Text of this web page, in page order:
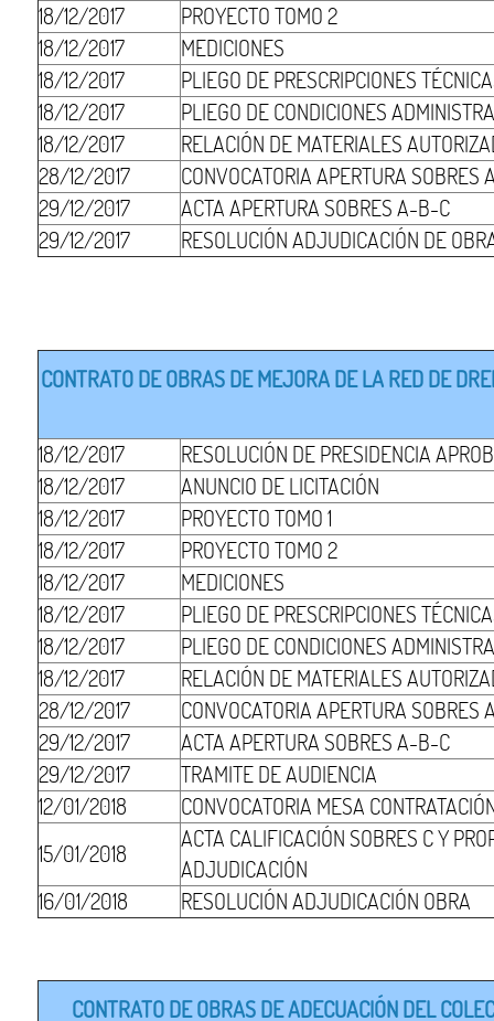
18/12/2017
PROYECTO TOMO 2
18/12/2017
MEDICIONES
18/12/2017
PLIEGO DE PRESCRIPCIONES
18/12/2017
PLIEGO DE CONDICIONES
18/12/2017
RELACIÓN DE MATERIALES
28/12/2017
CONVOCATORIA APERTURA SOBRES
29/12/2017
ACTA APERTURA SOBRES A-B-C
29/12/2017
RESOLUCIÓN ADJUDICACIÓN DE
CONTRATO DE OBRAS DE MEJORA DE LA RED DE
18/12/2017
RESOLUCIÓN DE PRESIDENCIA
18/12/2017
ANUNCIO DE LICITACIÓN
18/12/2017
PROYECTO TOMO 1
18/12/2017
PROYECTO TOMO 2
18/12/2017
MEDICIONES
18/12/2017
PLIEGO DE PRESCRIPCIONES
18/12/2017
PLIEGO DE CONDICIONES
18/12/2017
RELACIÓN DE MATERIALES
28/12/2017
CONVOCATORIA APERTURA SOBRES
29/12/2017
ACTA APERTURA SOBRES A-B-C
29/12/2017
TRAMITE DE AUDIENCIA
12/01/2018
CONVOCATORIA MESA
15/01/2018
ACTA CALIFICACIÓN SOBRES C Y
ADJUDICACIÓN
16/01/2018
RESOLUCIÓN ADJUDICACIÓN OBRA
CONTRATO DE OBRAS DE ADECUACIÓN DEL